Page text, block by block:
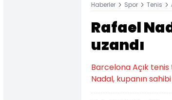
Haberler Spor Tenis
Rafael
uzandı
Barcelona Açık tenis
Nadal, kupanın